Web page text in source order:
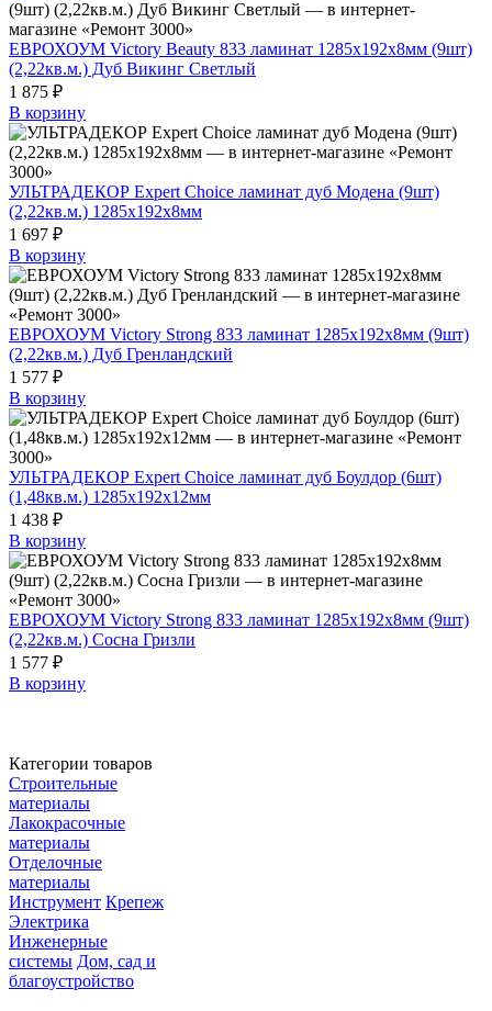
ЕВРОХОУМ Victory Beauty 833 ламинат 1285х192х8мм (9шт)
(2,22кв.м.) Дуб Викинг Светлый
1 875 ₽
В корзину
УЛЬТРАДЕКОР Expert Choice ламинат дуб Модена (9шт)
(2,22кв.м.) 1285х192х8мм
1 697 ₽
В корзину
ЕВРОХОУМ Victory Strong 833 ламинат 1285х192х8мм (9шт)
(2,22кв.м.) Дуб Гренландский
1 577 ₽
В корзину
УЛЬТРАДЕКОР Expert Choice ламинат дуб Боулдор (6шт)
(1,48кв.м.) 1285х192х12мм
1 438 ₽
В корзину
ЕВРОХОУМ Victory Strong 833 ламинат 1285х192х8мм (9шт)
(2,22кв.м.) Сосна Гризли
1 577 ₽
В корзину
Категории товаров
Строительные
материалы
Лакокрасочные
материалы
Отделочные
материалы
Инструмент Крепеж
Электрика
Инженерные
системы Дом, сад и
благоустройство